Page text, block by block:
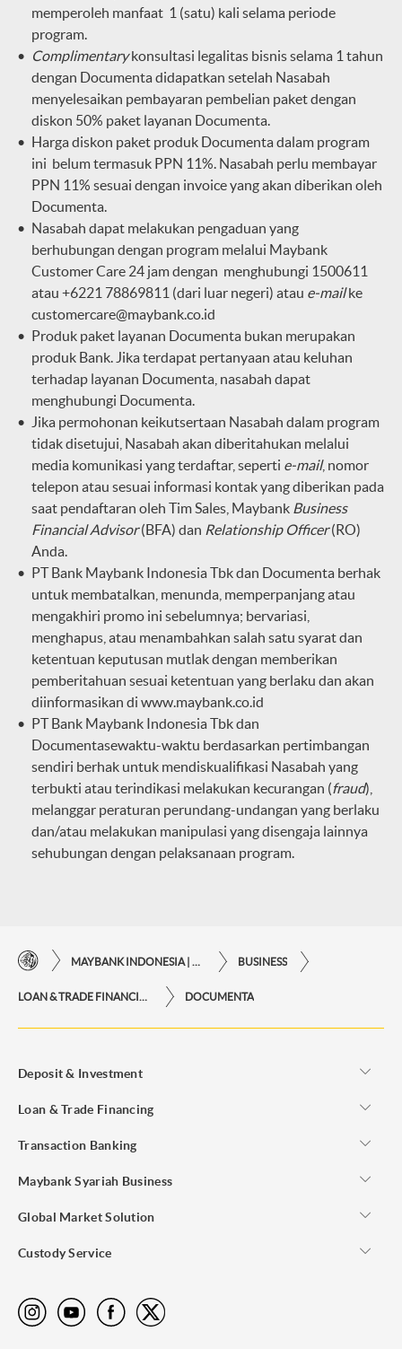
memperoleh manfaat 1 (satu) kali selama periode
program.
Complimentarykonsultasi legalitas bisnis selama 1 tahun
dengan Documenta didapatkan setelah Nasabah
menyelesaikan pembayaran pembelian paket dengan
diskon 50% paket layanan Documenta.
Harga diskon paket produk Documenta dalam program
ini belum termasuk PPN 11%. Nasabah perlu membayar
PPN 11% sesuai dengan invoice yang akan diberikan oleh
Documenta.
Nasabah dapat melakukan pengaduan yang
berhubungan dengan program melalui Maybank
Customer Care 24 jam dengan menghubungi 1500611
atau +6221 78869811 (dari luar negeri) atau e-mailke
customercare@maybank.co.id
Produk paket layanan Documenta bukan merupakan
produk Bank. Jika terdapat pertanyaan atau keluhan
terhadap layanan Documenta, nasabah dapat
menghubungi Documenta.
Jika permohonan keikutsertaan Nasabah dalam program
tidak disetujui, Nasabah akan diberitahukan melalui
media komunikasi yang terdaftar, seperti e-mail, nomor
telepon atau sesuai informasi kontak yang diberikan pada
saat pendaftaran oleh Tim Sales, Maybank Business
Financial Advisor(BFA) dan Relationship Officer(RO)
Anda.
PT Bank Maybank Indonesia Tbk dan Documenta berhak
untuk membatalkan, menunda, memperpanjang atau
mengakhiri promo ini sebelumnya; bervariasi,
menghapus, atau menambahkan salah satu syarat dan
ketentuan keputusan mutlak dengan memberikan
pemberitahuan sesuai ketentuan yang berlaku dan akan
diinformasikan di www.maybank.co.id
PT Bank Maybank Indonesia Tbk dan
Documentasewaktu-waktu berdasarkan pertimbangan
sendiri berhak untuk mendiskualifikasi Nasabah yang
terbukti atau terindikasi melakukan kecurangan (fraud),
melanggar peraturan perundang-undangan yang berlaku
dan/atau melakukan manipulasi yang disengaja lainnya
sehubungan dengan pelaksanaan program.
BUSINESS
DOCUMENTA
Deposit & Investment
Loan & Trade Financing
Transaction Banking
Maybank Syariah Business
Global Market Solution
Custody Service